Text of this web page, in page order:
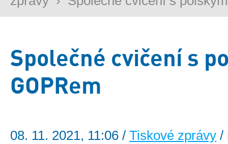
Společné cvičení s
GOPRem
08. 11. 2021, 11:06 / Tiskové zprávy /